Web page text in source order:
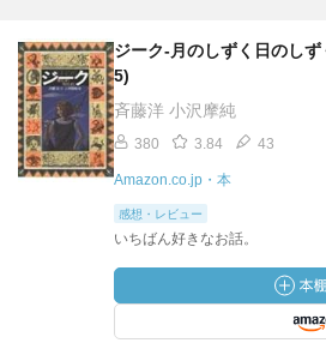
ジーク-月のしずく日のし
5)
斉藤洋 小沢摩純
380 3.84 43
Amazon.co.jp・本
感想・レビュー
いちばん好きなお話。